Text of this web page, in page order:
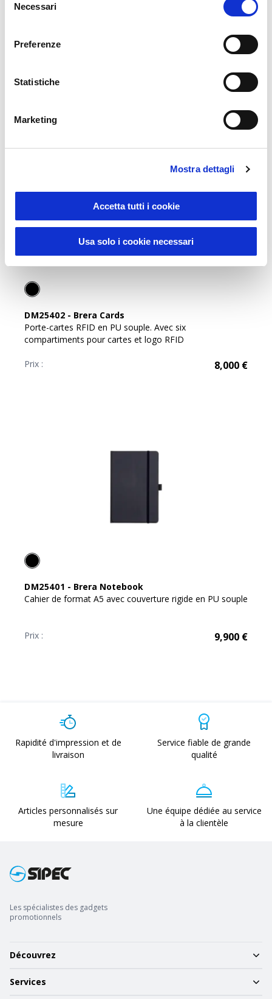
delNecessari
Preferenze
Statistiche
Marketing
Mostra dettagli
Accetta tutti i cookie
Usa solo i cookie necessari
DM25403
Etiquette de bagage en PU souple. Avec carte intérieure
6,200€
DM25402 - Brera Cards
Porte-cartes RFID en PU souple. Avec six
compartiments pour cartes et logo RFID
Prix : 8,000 €
DM25401 - Brera Notebook
Cahier de format A5 avec couverture rigide en PU souple
Prix : 9,900 €
Rapidité d'impression et de
livraison
Service fiable de grande
qualité
Articles personnalisés sur
mesure
Une équipe dédiée au service
à la clientèle
Les spécialistes des gadgets
promotionnels
Découvrez
Services